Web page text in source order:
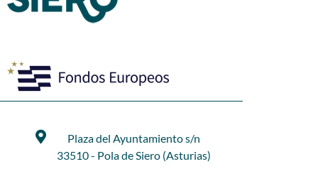
Plaza del Ayuntamiento s/n
33510 - Pola de Siero (Asturias)